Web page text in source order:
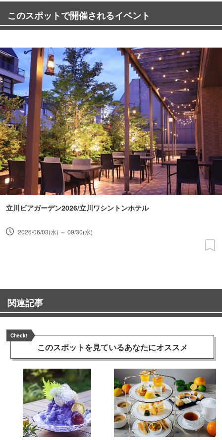
このスポットで開催されるイベント
立川ビアガーデン2026/立川ワシントンホテル
2026/06/03(水) ～ 09/30(水)
関連記事
Check!
このスポットを見ているあなたにオススメ